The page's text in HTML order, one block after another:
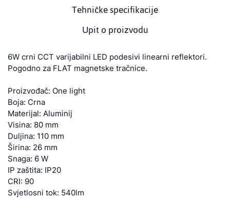
Tehničke specifikacije
Upit o proizvodu
6W crni CCT varijabilni LED podesivi linearni reflektori.
Pogodno za FLAT magnetske tračnice.
Proizvođač: One light
Boja: Crna
Materijal: Aluminij
Visina: 80 mm
Duljina: 110 mm
Širina: 26 mm
Snaga: 6 W
IP zaštita: IP20
CRI: 90
Svjetlosni tok: 540lm